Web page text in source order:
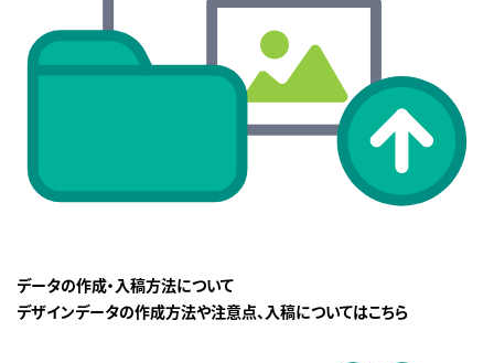
データの作成・入稿方法について
デザインデータの作成方法や注意点、入稿についてはこちら